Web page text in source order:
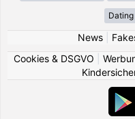
News|
Cookies & DSGVO